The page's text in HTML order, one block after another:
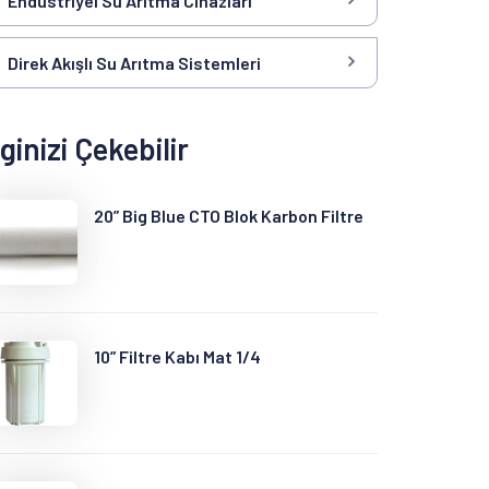
Direk Akışlı Su Arıtma Sistemleri
Çekebilir
20” Big Blue CTO Blok Karbon Filtre
10” Filtre Kabı Mat 1/4